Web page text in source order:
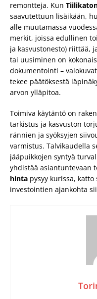
remontteja. Kun
saavutettuun lisäikään,
alle muutamassa
merkit, joissa edullinen
ja kasvustonesto) riittää,
tai uusiminen on
dokumentointi –
tekee päätöksestä
arvon ylläpitoa.
Toimiva käytäntö on
tarkistus ja kasvuston
rännien ja syöksyjen
varmistus. Talvikaudella
jääpuikkojen syntyä
yhdistää asiantuntevaan
hinta pysyy kurissa,
investointien ajankohta